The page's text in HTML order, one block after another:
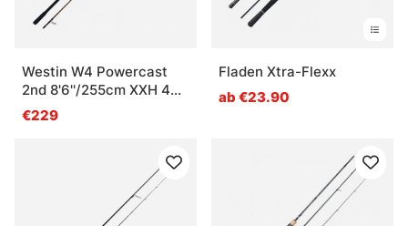
Westin W4 Powercast
2nd 8'6''/255cm XXH 40-
130g 2sec
€229
Fladen Xtra-Flexx
ab €23.90